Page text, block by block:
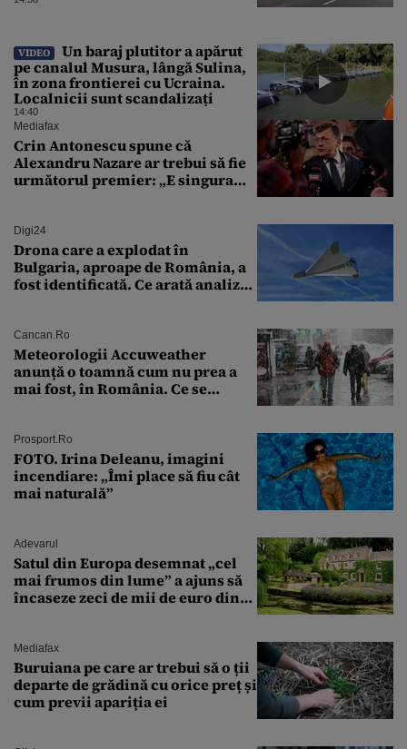
VIDEO
Un baraj plutitor a apărut
pe canalul Musura, lângă Sulina,
în zona frontierei cu Ucraina.
Localnicii sunt scandalizați
14:40
Mediafax
Crin Antonescu spune că
Alexandru Nazare ar trebui să fie
următorul premier: „E singura
Digi24
Drona care a explodat în
Bulgaria, aproape de România, a
fost identificată. Ce arată analiza
Cancan.ro
Meteorologii Accuweather
anunță o toamnă cum nu prea a
mai fost, în România. Ce se
București. Pe ce dată ninge
Prosport.ro
FOTO. Irina Deleanu, imagini
incendiare: „Îmi place să fiu cât
mai naturală”
Adevarul
Satul din Europa desemnat „cel
mai frumos din lume” a ajuns să
încaseze zeci de mii de euro din
Mediafax
Buruiana pe care ar trebui să o ții
departe de grădină cu orice preț și
cum previi apariția ei